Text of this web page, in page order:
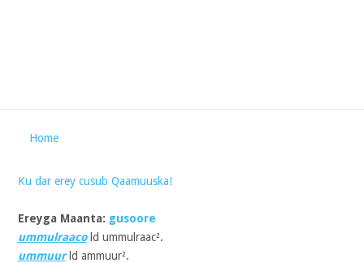
Home
Ku dar erey cusub Qaamuuska!
Ereyga Maanta: gusoore
ummulraacold ummulraac².
ummuurld ammuur².